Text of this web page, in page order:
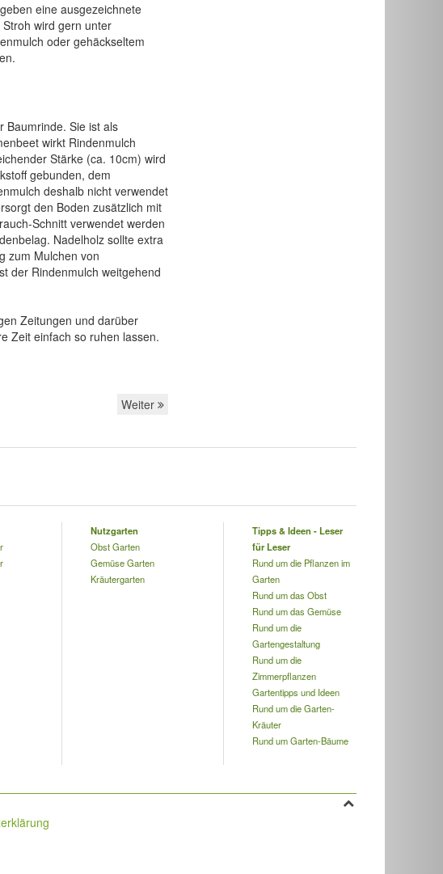
eine ausgezeichnete
wird gern unter
oder gehäckseltem
Baumrinde. Sie ist als
wirkt Rindenmulch
Stärke (ca. 10cm) wird
gebunden, dem
deshalb nicht verwendet
den Boden zusätzlich mit
Schnitt verwendet werden
Nadelholz sollte extra
zum Mulchen von
der Rindenmulch weitgehend
Zeitungen und darüber
Zeit einfach so ruhen lassen.
Weiter
Nutzgarten
Obst Garten
Gemüse Garten
Kräutergarten
Tipps & Ideen - Leser
für Leser
Rund um die Pflanzen im
Garten
Rund um das Obst
Rund um das Gemüse
Rund um die
Gartengestaltung
Rund um die
Zimmerpflanzen
Gartentipps und Ideen
Rund um die Garten-
Kräuter
Rund um Garten-Bäume